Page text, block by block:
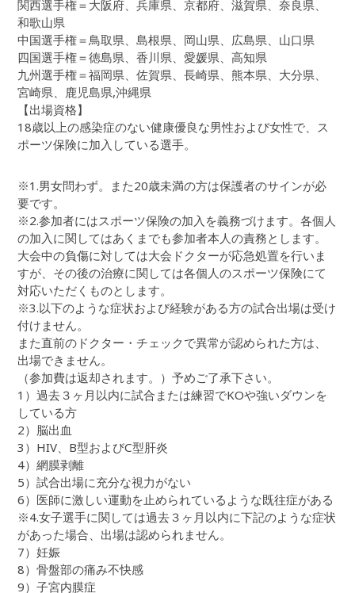
関西選手権＝大阪府、兵庫県、京都府、滋賀県、奈良県、
和歌山県
中国選手権＝鳥取県、島根県、岡山県、広島県、山口県
四国選手権＝徳島県、香川県、愛媛県、高知県
九州選手権＝福岡県、佐賀県、長崎県、熊本県、大分県、
宮崎県、鹿児島県,沖縄県
【出場資格】
18歳以上の感染症のない健康優良な男性および女性で、ス
ポーツ保険に加入している選手。
※1.男女問わず。また20歳未満の方は保護者のサインが必
要です。
※2.参加者にはスポーツ保険の加入を義務づけます。各個人
の加入に関してはあくまでも参加者本人の責務とします。
大会中の負傷に対しては大会ドクターが応急処置を行いま
すが、その後の治療に関しては各個人のスポーツ保険にて
対応いただくものとします。
※3.以下のような症状および経験がある方の試合出場は受け
付けません。
また直前のドクター・チェックで異常が認められた方は、
出場できません。
（参加費は返却されます。）予めご了承下さい。
1）過去３ヶ月以内に試合または練習でKOや強いダウンを
している方
2）脳出血
3）HIV、B型およびC型肝炎
4）網膜剥離
5）試合出場に充分な視力がない
6）医師に激しい運動を止められているような既往症がある
※4.女子選手に関しては過去３ヶ月以内に下記のような症状
があった場合、出場は認められません。
7）妊娠
8）骨盤部の痛み不快感
9）子宮内膜症